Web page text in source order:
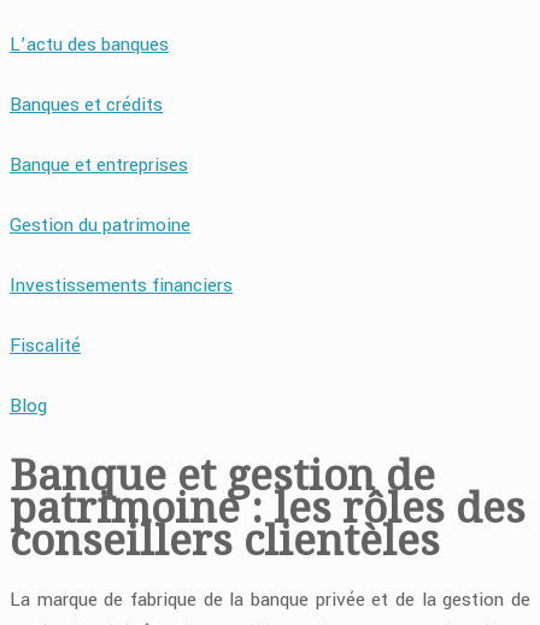
L’actu des banques
Banques et crédits
Banque et entreprises
Gestion du patrimoine
Investissements financiers
Fiscalité
Blog
Banque et gestion de
patrimoine : les rôles des
conseillers clientèles
La marque de fabrique de la banque privée et de la gestion de